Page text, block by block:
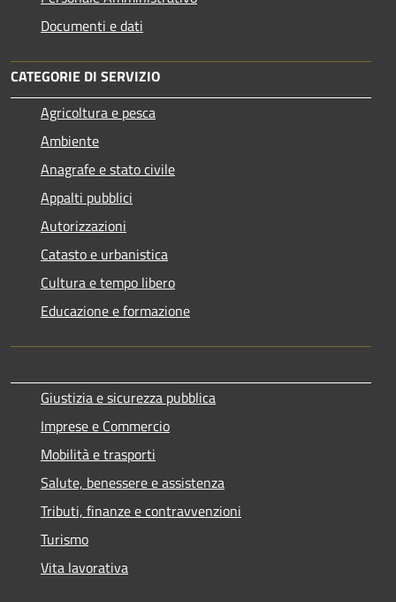
Documenti e dati
CATEGORIE DI SERVIZIO
Agricoltura e pesca
Ambiente
Anagrafe e stato civile
Appalti pubblici
Autorizzazioni
Catasto e urbanistica
Cultura e tempo libero
Educazione e formazione
Giustizia e sicurezza pubblica
Imprese e Commercio
Mobilità e trasporti
Salute, benessere e assistenza
Tributi, finanze e contravvenzioni
Turismo
Vita lavorativa